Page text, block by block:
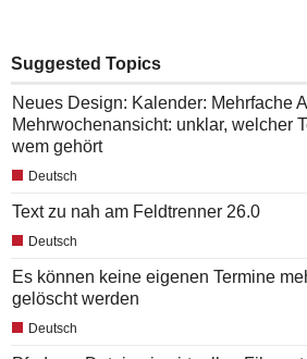
Suggested Topics
Neues Design: Kalender: Mehrfache
Mehrwochenansicht: unklar, welcher
wem gehört
Deutsch
Text zu nah am Feldtrenner 26.0
Deutsch
Es können keine eigenen Termine
gelöscht werden
Deutsch